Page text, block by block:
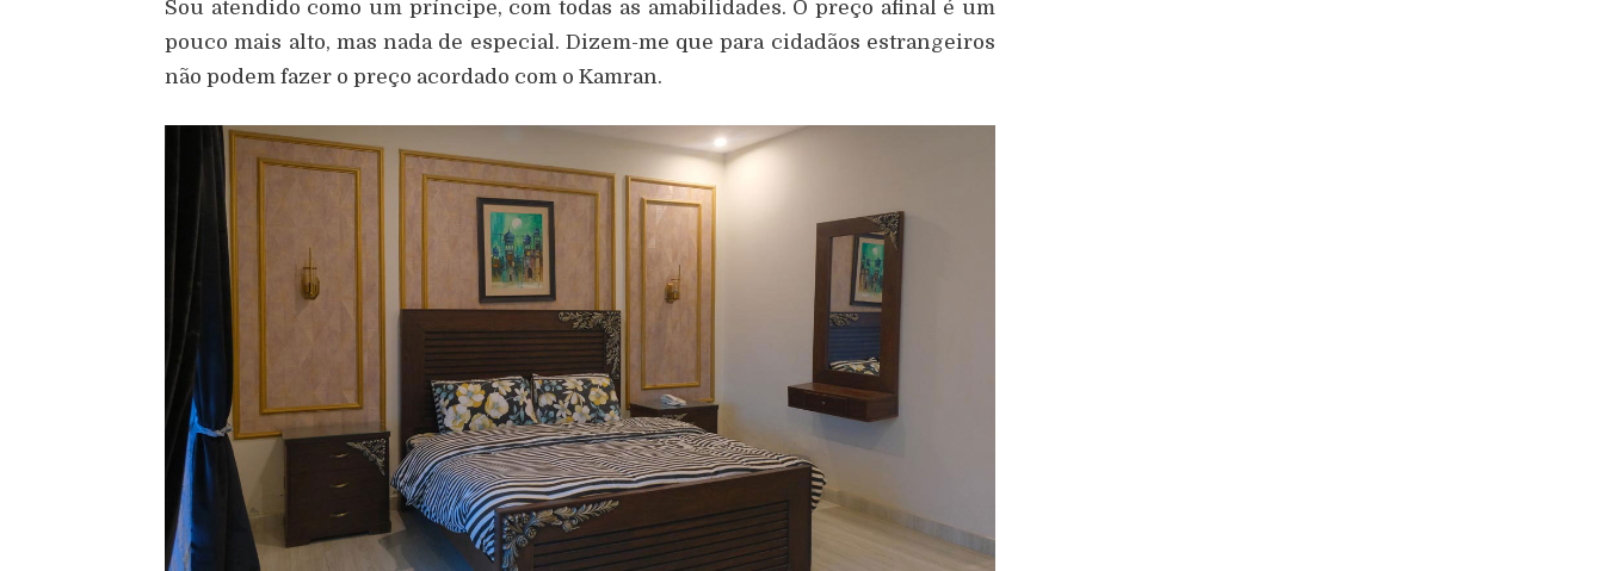
Sou atendido como um príncipe, com todas as amabilidades. O preço afinal é um
pouco mais alto, mas nada de especial. Dizem-me que para cidadãos estrangeiros
não podem fazer o preço acordado com o Kamran.